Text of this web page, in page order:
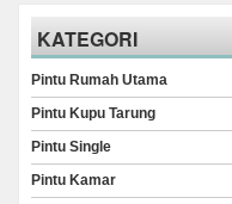
KATEGORI
Pintu Rumah Utama
Pintu Kupu Tarung
Pintu Single
Pintu Kamar